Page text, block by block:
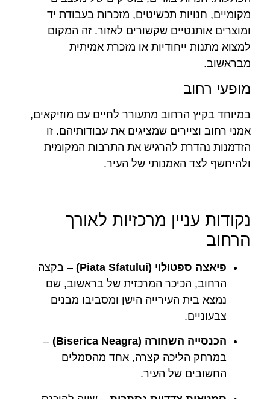
מקומיים, חנויות תכשיטים, מזכרות בעבודת יד
ומוצרים אותנטיים שקשורים לאזור. זה המקום
למצוא מתנות ייחודיות או מזכרת אמיתית
מבראשוב.
מופעי רחוב
במיוחד בקיץ הרחוב מתעורר לחיים עם מוזיקאים,
אמני רחוב וציירים שמציגים את עבודותיהם. זו
הזדמנות נהדרת להרגיש את התרבות המקומית
ולהיחשף לצד האמנותי של העיר.
נקודות עניין מרכזיות לאורך
הרחוב
פיאצה ספטולוי (Piata Sfatului)
– בקצה
הרחוב, הכיכר המרכזית של בראשוב, שם
נמצא בית העירייה הישן ומסביבו מבנים
צבעוניים.
הכנסייה השחורה (Biserica Neagra)
–
במרחק הליכה קצרה, אחד מהסמלים
החשובים של העיר.